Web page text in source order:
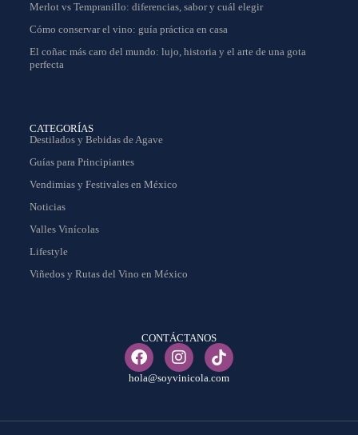
Merlot vs Tempranillo: diferencias, sabor y cuál elegir
Cómo conservar el vino: guía práctica en casa
El coñac más caro del mundo: lujo, historia y el arte de una gota
perfecta
CATEGORÍAS
Destilados y Bebidas de Agave
Guías para Principiantes
Vendimias y Festivales en México
Noticias
Valles Vinícolas
Lifestyle
Viñedos y Rutas del Vino en México
CONTÁCTANOS
hola@soyvinicola.com